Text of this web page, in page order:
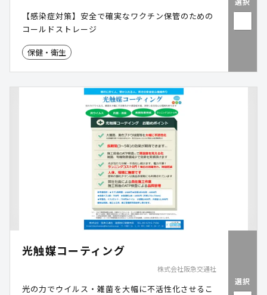
【感染症対策】安全で確実なワクチン保管のための
コールドストレージ
保健・衛生
光触媒コーティング
株式会社阪急交通社
光の力でウイルス・雑菌を大幅に不活性化させるこ
選択